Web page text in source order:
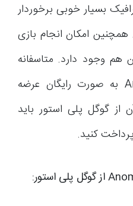
بسیار خوبی برخوردار
امکان انجام بازی
هم وجود دارد. متاسفانه
بازی اندرویدی Anomaly 2 به صورت رایگان عرضه
از گوگل پلی استور باید